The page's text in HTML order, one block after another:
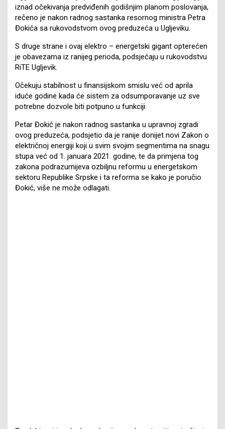
iznad očekivanja predviđenih godišnjim planom poslovanja,
rečeno je nakon radnog sastanka resornog ministra Petra
Đokića sa rukovodstvom ovog preduzeća u Ugljeviku.
S druge strane i ovaj elektro – energetski gigant opterećen
je obavezama iz ranijeg perioda, podsjećaju u rukovodstvu
RiTE Ugljevik.
Očekuju stabilnost u finansijskom smislu već od aprila
iduće godine kada će sistem za odsumporavanje uz sve
potrebne dozvole biti potpuno u funkciji.
Petar Đokić je nakon radnog sastanka u upravnoj zgradi
ovog preduzeća, podsjetio da je ranije donijet novi Zakon o
električnoj energiji koji u svim svojim segmentima na snagu
stupa već od 1. januara 2021. godine, te da primjena tog
zakona podrazumijeva ozbiljnu reformu u energetskom
sektoru Republike Srpske i ta reforma se kako je poručio
Đokić, više ne može odlagati.